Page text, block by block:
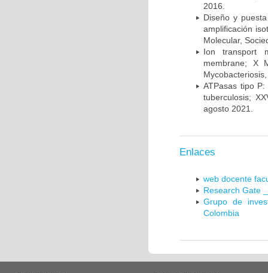
2016.
Diseño y
amplificación
Molecular,
Ion transport
membrane; X
ATPasas tipo
tuberculosis;
agosto 2021.
Enlaces
web docente
Research Gate
Grupo de
Colombia